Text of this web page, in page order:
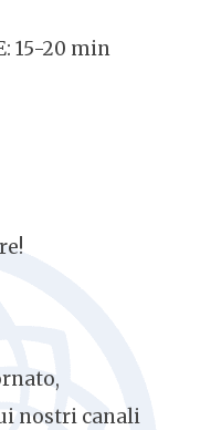
15-20 min
nostri canali